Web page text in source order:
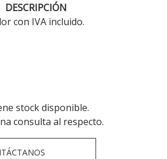
DESCRIPCIÓN
con IVA incluido.
stock disponible.
consulta al respecto.